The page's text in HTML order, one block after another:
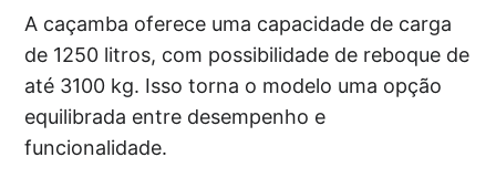
A caçamba oferece uma capacidade de carga
de 1250 litros, com possibilidade de reboque de
até 3100 kg. Isso torna o modelo uma opção
equilibrada entre desempenho e
funcionalidade.